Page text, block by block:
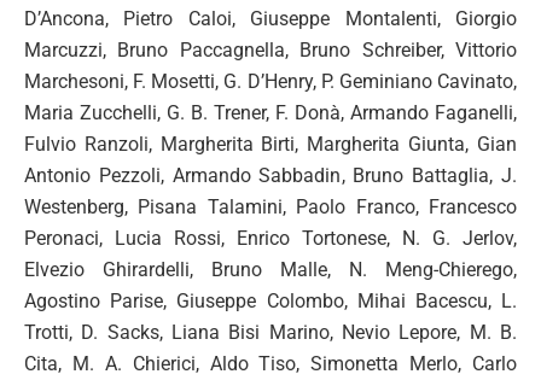
D’Ancona, Pietro Caloi, Giuseppe Montalenti, Giorgio
Marcuzzi, Bruno Paccagnella, Bruno Schreiber, Vittorio
Marchesoni, F. Mosetti, G. D’Henry, P. Geminiano Cavinato,
Maria Zucchelli, G. B. Trener, F. Donà, Armando Faganelli,
Fulvio Ranzoli, Margherita Birti, Margherita Giunta, Gian
Antonio Pezzoli, Armando Sabbadin, Bruno Battaglia, J.
Westenberg, Pisana Talamini, Paolo Franco, Francesco
Peronaci, Lucia Rossi, Enrico Tortonese, N. G. Jerlov,
Elvezio Ghirardelli, Bruno Malle, N. Meng-Chierego,
Agostino Parise, Giuseppe Colombo, Mihai Bacescu, L.
Trotti, D. Sacks, Liana Bisi Marino, Nevio Lepore, M. B.
Cita, M. A. Chierici, Aldo Tiso, Simonetta Merlo, Carlo